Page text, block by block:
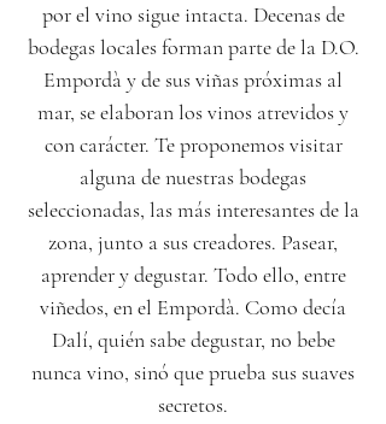
por el vino sigue intacta. Decenas de
bodegas locales forman parte de la D.O.
Empordà y de sus viñas próximas al
mar, se elaboran los vinos atrevidos y
con carácter. Te proponemos visitar
alguna de nuestras bodegas
seleccionadas, las más interesantes de la
zona, junto a sus creadores. Pasear,
aprender y degustar. Todo ello, entre
viñedos, en el Empordà. Como decía
Dalí, quién sabe degustar, no bebe
nunca vino, sinó que prueba sus suaves
secretos.